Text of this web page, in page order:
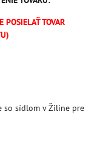
POSIELAŤ TOVAR
so sídlom v Žiline pre